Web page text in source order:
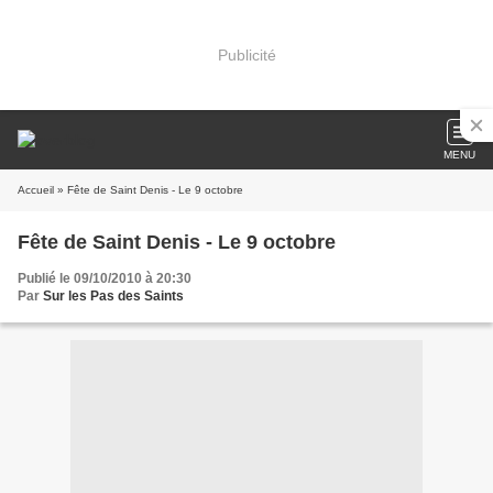
Publicité
MENU
Accueil » Fête de Saint Denis - Le 9 octobre
Fête de Saint Denis - Le 9 octobre
Publié le 09/10/2010 à 20:30
Par Sur les Pas des Saints